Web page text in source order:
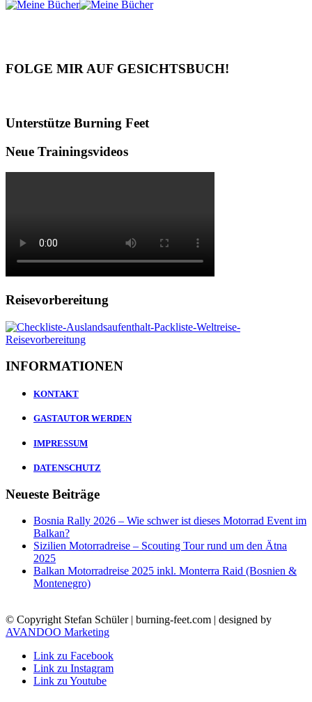
FOLGE MIR AUF GESICHTSBUCH!
Unterstütze Burning Feet
Neue Trainingsvideos
Reisevorbereitung
INFORMATIONEN
KONTAKT
GASTAUTOR WERDEN
IMPRESSUM
DATENSCHUTZ
Neueste Beiträge
Bosnia Rally 2026 – Wie schwer ist dieses Motorrad Event im
Balkan?
Sizilien Motorradreise – Scouting Tour rund um den Ätna
2025
Balkan Motorradreise 2025 inkl. Monterra Raid (Bosnien &
Montenegro)
© Copyright Stefan Schüler | burning-feet.com | designed by
AVANDOO Marketing
Link zu Facebook
Link zu Instagram
Link zu Youtube